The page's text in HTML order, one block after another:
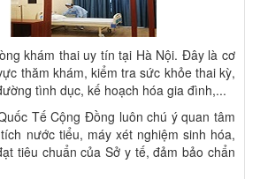
khám thai uy tín tại Hà Nội. Đây là cơ
thăm khám, kiểm tra sức khỏe thai kỳ,
tình dục, kế hoạch hóa gia đình,...
Tế Cộng Đồng luôn chú ý quan tâm
nước tiểu, máy xét nghiệm sinh hóa,
tiêu chuẩn của Sở y tế, đảm bảo chẩn